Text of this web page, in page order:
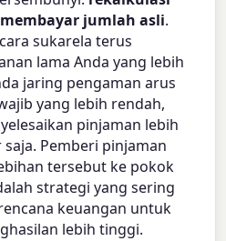
jumlah asli.
sukarela terus
lama Anda yang lebih
jaring pengaman arus
yang lebih rendah,
pinjaman lebih
Pemberi pinjaman
tersebut ke pokok
strategi yang sering
keuangan untuk
lebih tinggi.